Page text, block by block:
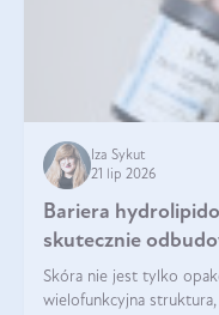
Iza Sykut
21 lip 2026
Bariera
skutecznie
Skóra nie jest tylko
wielofunkcyjna